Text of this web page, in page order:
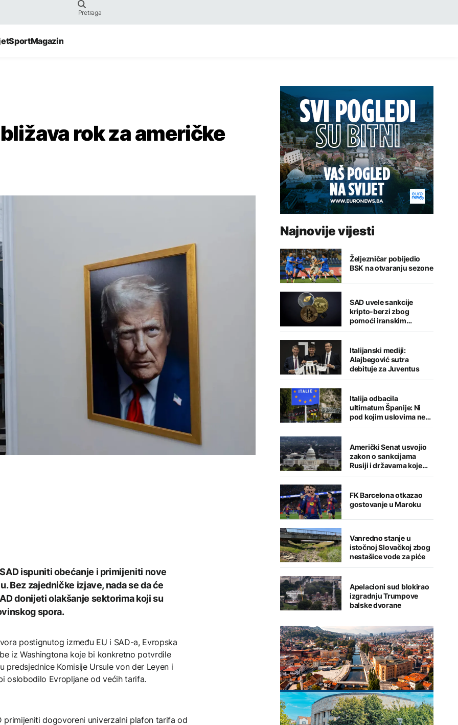
SportMagazin
rok za američke
ispuniti obećanje i primijeniti nove
Bez zajedničke izjave, nada se da će
donijeti olakšanje sektorima koji su
spora.
postignutog između EU i SAD-a, Evropska
iz Washingtona koje bi konkretno potvrdile
Komisije Ursule von der Leyen i
oslobodilo Evropljane od većih tarifa.
primijeniti dogovoreni univerzalni plafon tarifa od
Najnovije vijesti
Željezničar pobijedio
BSK na otvaranju sezone
SAD uvele sankcije
kripto-berzi zbog
pomoći iranskim
snagama
Italijanski mediji:
Alajbegović sutra
debituje za Juventus
Italija odbacila
ultimatum Španije: Ni
pod kojim uslovima ne
namjeravamo da
Američki Senat usvojio
zakon o sankcijama
Rusiji i državama koje
kupuju njenu naftu i gas
FK Barcelona otkazao
gostovanje u Maroku
Vanredno stanje u
istočnoj Slovačkoj zbog
nestašice vode za piće
Apelacioni sud blokirao
izgradnju Trumpove
balske dvorane